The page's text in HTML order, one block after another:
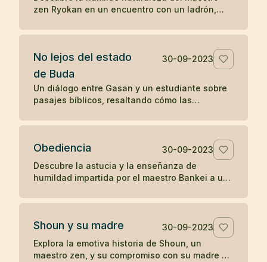
zen Ryokan en un encuentro con un ladrón,
apreciación de las bellezas invaluables de la
No lejos del estado
de Buda
30-09-2023
Un diálogo entre Gasan y un estudiante sobre
pasajes bíblicos, resaltando cómo las
resonaron con la perspectiva budista de Gasan
presente.
Obediencia
30-09-2023
Descubre la astucia y la enseñanza de
humildad impartida por el maestro Bankei a un
destaca la simplicidad y directa sabiduría del
Shoun y su madre
30-09-2023
Explora la emotiva historia de Shoun, un
maestro zen, y su compromiso con su madre a